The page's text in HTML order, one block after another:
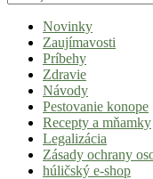
Novinky
Zaujímavosti
Príbehy
Zdravie
Návody
Pestovanie konope
Recepty a mňamky
Legalizácia
Zásady ochrany
húličský e-shop